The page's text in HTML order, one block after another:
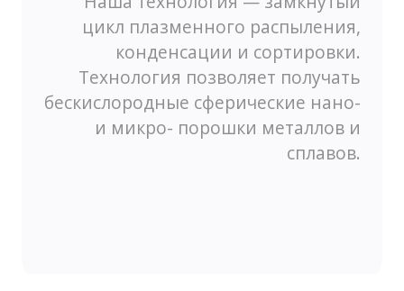
цикл плазменного распыления,
конденсации и сортировки.
Технология позволяет получать
бескислородные сферические нано-
и микро- порошки металлов и
сплавов.